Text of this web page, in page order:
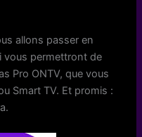
allons passer en
vous permettront de
Pro ONTV, que vous
Smart TV. Et promis :